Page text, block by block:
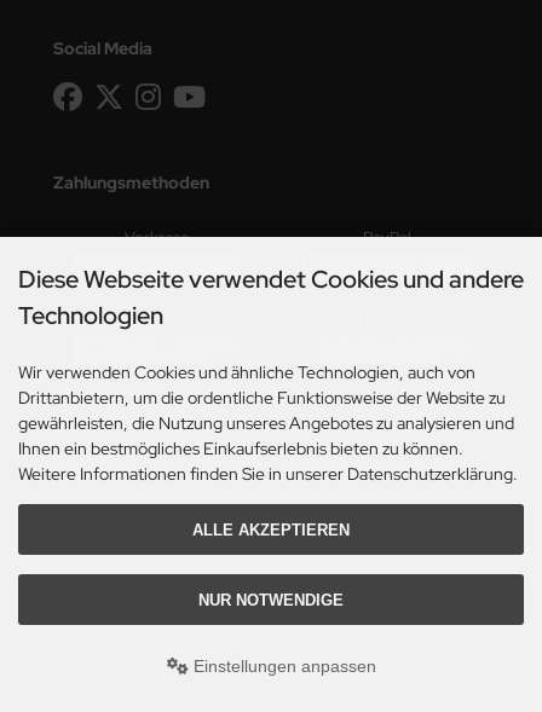
Social Media
Zahlungsmethoden
Vorkasse PayPal
Kreditkarte
Versandmethoden
entsprechen dem bisherigen Preis bei Musikdeko4u.
Diese Webseite verwendet Cookies und andere
Technologien
Wir verwenden Cookies und ähnliche Technologien, auch von
Drittanbietern, um die ordentliche Funktionsweise der Website zu
gewährleisten, die Nutzung unseres Angebotes zu analysieren und
Ihnen ein bestmögliches Einkaufserlebnis bieten zu können.
Weitere Informationen finden Sie in unserer Datenschutzerklärung.
ALLE AKZEPTIEREN
NUR NOTWENDIGE
Einstellungen anpassen